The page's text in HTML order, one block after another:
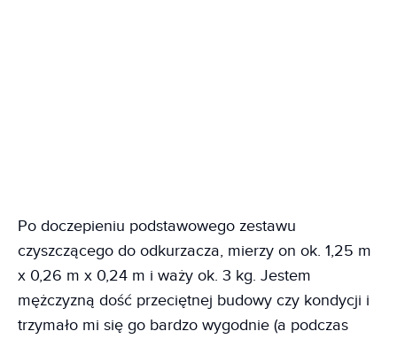
Po doczepieniu podstawowego zestawu
czyszczącego do odkurzacza, mierzy on ok. 1,25 m
x 0,26 m x 0,24 m i waży ok. 3 kg. Jestem
mężczyzną dość przeciętnej budowy czy kondycji i
trzymało mi się go bardzo wygodnie (a podczas